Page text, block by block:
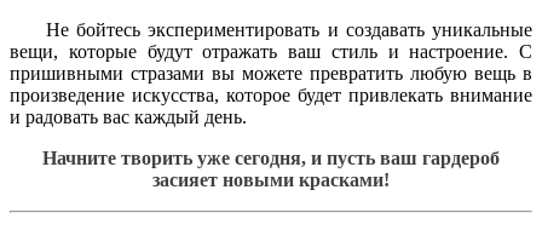
Не бойтесь экспериментировать и создавать уникальные
вещи, которые будут отражать ваш стиль и настроение. С
пришивными стразами вы можете превратить любую вещь в
произведение искусства, которое будет привлекать внимание
и радовать вас каждый день.
Начните творить уже сегодня, и пусть ваш гардероб
засияет новыми красками!